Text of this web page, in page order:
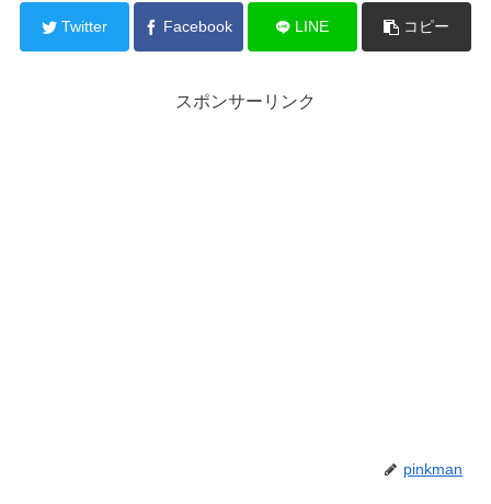
Twitter Facebook LINE コピー
スポンサーリンク
pinkman